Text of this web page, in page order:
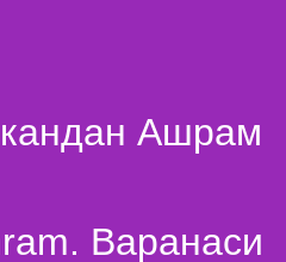
Ашрам
Варанаси